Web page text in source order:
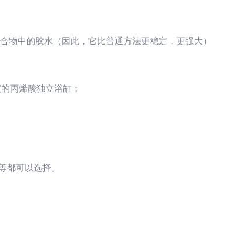
物中的胶水（因此，它比普通方法更稳定，更强大）
丙烯酸独立浴缸；
都可以选择。